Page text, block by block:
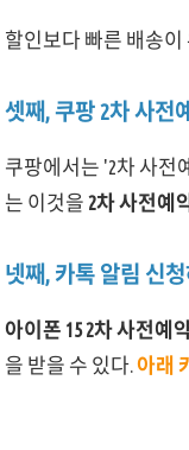
할인보다 빠른 배송
셋째, 쿠팡 2차 사전
쿠팡에서는 '2차 사전
는 이것을 2차 사전예
넷째, 카톡 알림 신청
아이폰 15 2차 사전예
을 받을 수 있다.아래